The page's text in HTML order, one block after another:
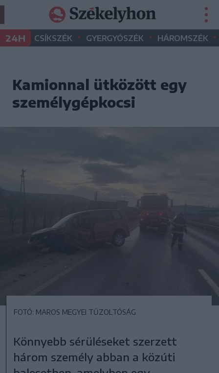
24H CSÍKSZÉK • GYERGYÓSZÉK • HÁROMSZÉK •
Kamionnal ütközött egy
személygépkocsi
FOTÓ: MAROS MEGYEI TŰZOLTÓSÁG
Könnyebb sérüléseket szerzett
három személy abban a közúti